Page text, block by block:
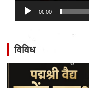
00:00
विविध